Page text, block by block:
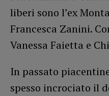
liberi sono l’ex
Francesca Zanini.
Vanessa Faietta e
In passato
spesso incrociato il